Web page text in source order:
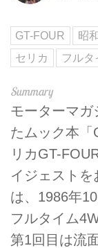
GT-FOUR 昭
セリカ
フルタ
モーターマガ
たムック本「
リカGT-
イジェスト
は、1986年
フルタイム
第1回目は流